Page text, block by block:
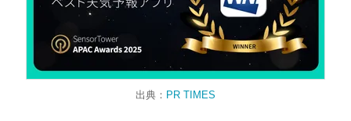
出典： PR TIMES